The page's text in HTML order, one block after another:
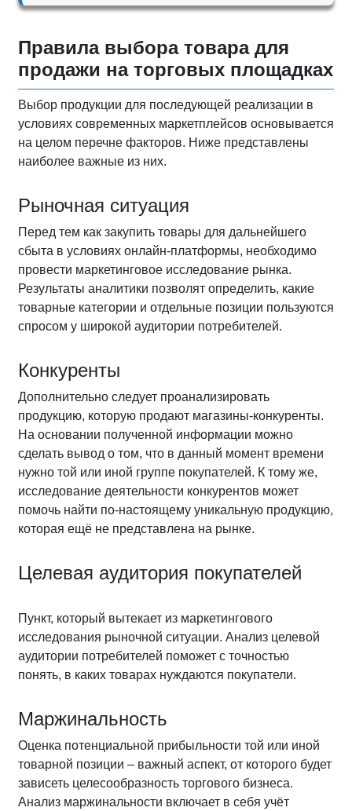
Правила выбора товара для
продажи на торговых площадках
Выбор продукции для последующей реализации в
условиях современных маркетплейсов основывается
на целом перечне факторов. Ниже представлены
наиболее важные из них.
Рыночная ситуация
Перед тем как закупить товары для дальнейшего
сбыта в условиях онлайн-платформы, необходимо
провести маркетинговое исследование рынка.
Результаты аналитики позволят определить, какие
товарные категории и отдельные позиции пользуются
спросом у широкой аудитории потребителей.
Конкуренты
Дополнительно следует проанализировать
продукцию, которую продают магазины-конкуренты.
На основании полученной информации можно
сделать вывод о том, что в данный момент времени
нужно той или иной группе покупателей. К тому же,
исследование деятельности конкурентов может
помочь найти по-настоящему уникальную продукцию,
которая ещё не представлена на рынке.
Целевая аудитория покупателей
Пункт, который вытекает из маркетингового
исследования рыночной ситуации. Анализ целевой
аудитории потребителей поможет с точностью
понять, в каких товарах нуждаются покупатели.
Маржинальность
Оценка потенциальной прибыльности той или иной
товарной позиции – важный аспект, от которого будет
зависеть целесообразность торгового бизнеса.
Анализ маржинальности включает в себя учёт